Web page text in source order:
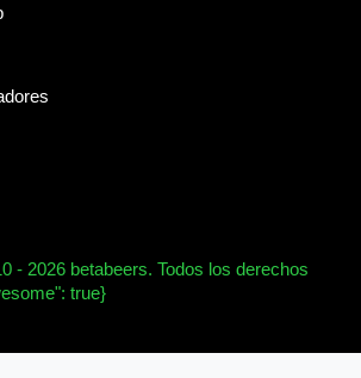
- 2026 betabeers. Todos los derechos
true}